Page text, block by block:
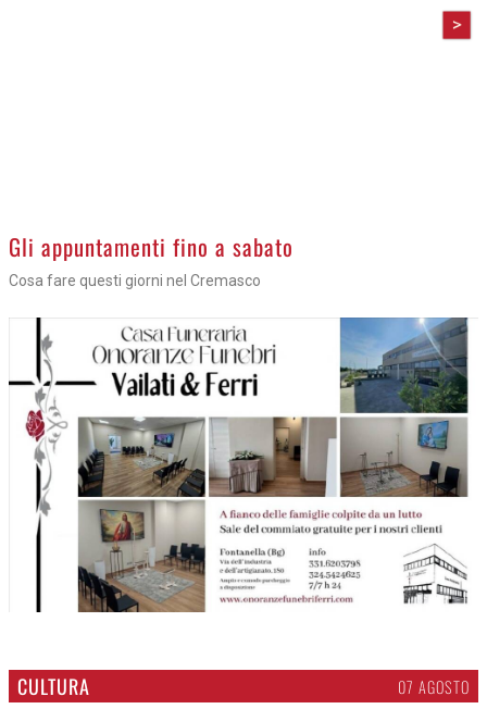
>
Gli appuntamenti fino a sabato
Cosa fare questi giorni nel Cremasco
CULTURA 07 AGOSTO